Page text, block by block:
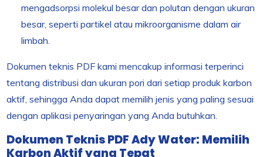
mengadsorpsi molekul besar dan polutan dengan ukuran
besar, seperti partikel atau mikroorganisme dalam air
limbah.
Dokumen teknis PDF kami mencakup informasi terperinci
tentang distribusi dan ukuran pori dari setiap produk karbon
aktif, sehingga Anda dapat memilih jenis yang paling sesuai
dengan aplikasi penyaringan yang Anda butuhkan.
Dokumen Teknis PDF Ady Water: Memilih
Karbon Aktif yang Tepat